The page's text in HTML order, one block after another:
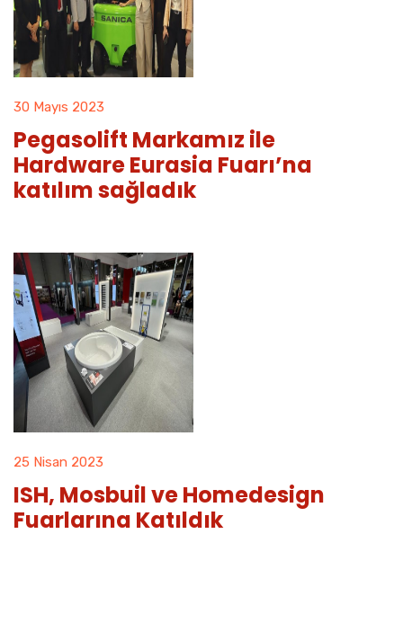
30 Mayıs 2023
Pegasolift Markamız ile
Hardware Eurasia Fuarı’na
katılım sağladık
25 Nisan 2023
ISH, Mosbuil ve Homedesign
Fuarlarına Katıldık